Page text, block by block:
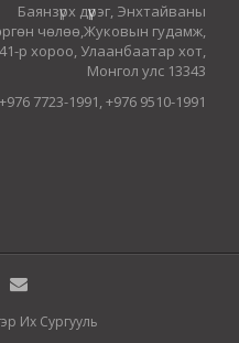
Баянзүрх дүүрэг, Энхтайваны
чөлөө,Жуковын гудамж,
41-р хороо, Улаанбаатар хот,
Монгол улс 13343
+976 7723-1991, +976 9510-1991
Их Сургууль